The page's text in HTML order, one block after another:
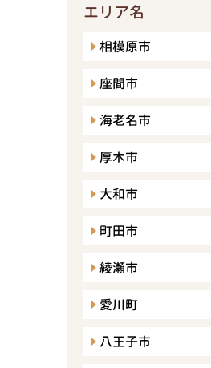
エリア名
相模原市
座間市
海老名市
厚木市
大和市
町田市
綾瀬市
愛川町
八王子市